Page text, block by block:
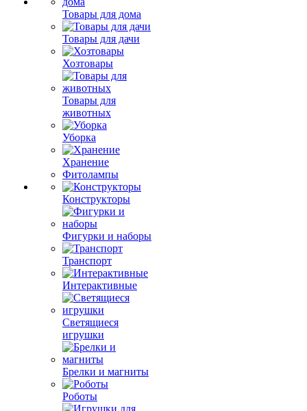
Товары для дома
Товары для дачи
Хозтовары
Товары для
животных
Уборка
Хранение
Фитолампы
Конструкторы
Фигурки и наборы
Транспорт
Интерактивные
Светящиеся
игрушки
Брелки и магниты
Роботы